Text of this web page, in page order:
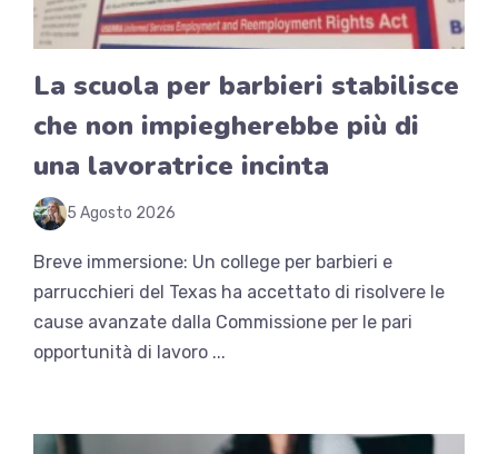
La scuola per barbieri stabilisce
che non impiegherebbe più di
una lavoratrice incinta
5 Agosto 2026
Breve immersione: Un college per barbieri e
parrucchieri del Texas ha accettato di risolvere le
cause avanzate dalla Commissione per le pari
opportunità di lavoro ...